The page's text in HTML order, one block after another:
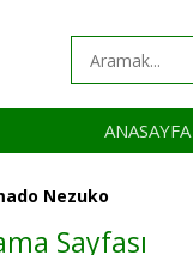
ANASAYFA
Nezuko
Sayfası